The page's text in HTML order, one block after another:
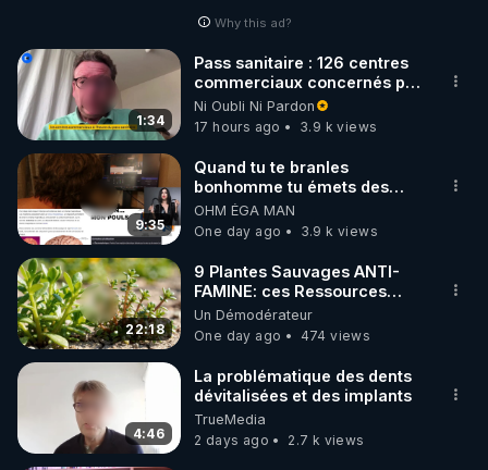
Why this ad?
1:34
Pass sanitaire : 126 centres
commerciaux concernés par
l'obligation dans toute la
France
Ni Oubli Ni Pardon
17 hours ago
3.9 k views
9:35
Quand tu te branles
bonhomme tu émets des
ondes ils ont juste omis de
t'expliquer
OHM ÉGA MAN
One day ago
3.9 k views
22:18
9 Plantes Sauvages ANTI-
FAMINE: ces Ressources
JARDIN&des Haies
Un Démodérateur
One day ago
474 views
4:46
La problématique des dents
dévitalisées et des implants
TrueMedia
2 days ago
2.7 k views